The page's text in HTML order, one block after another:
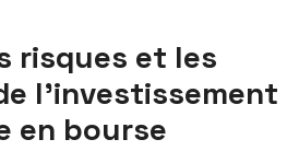
risques et les
l’investissement
en bourse